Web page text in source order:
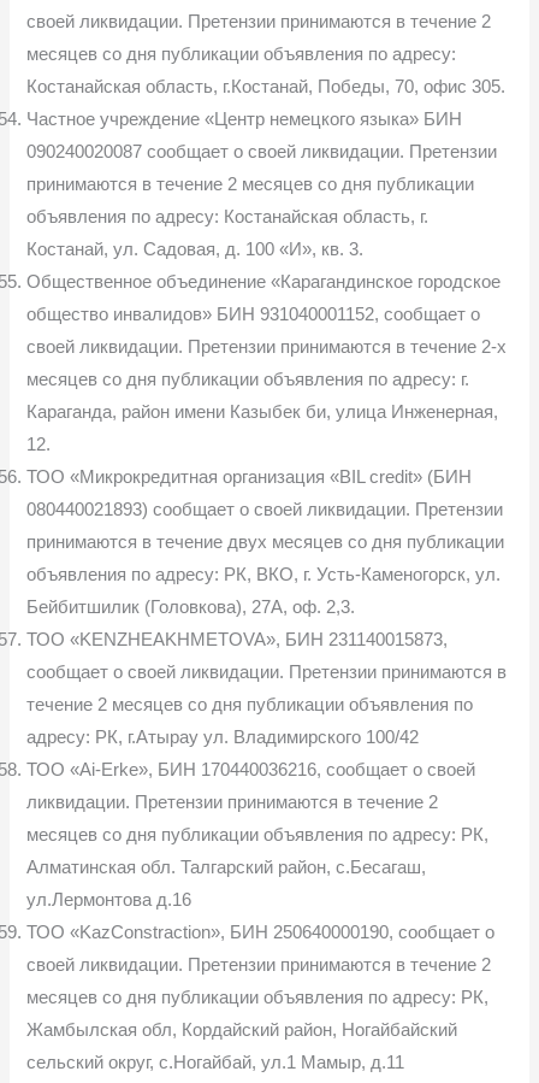
своей ликвидации. Претензии принимаются в течение 2
месяцев со дня публикации объявления по адресу:
Костанайская область, г.Костанай, Победы, 70, офис 305.
Частное учреждение «Центр немецкого языка» БИН
090240020087 сообщает о своей ликвидации. Претензии
принимаются в течение 2 месяцев со дня публикации
объявления по адресу: Костанайская область, г.
Костанай, ул. Садовая, д. 100 «И», кв. 3.
Общественное объединение «Карагандинское городское
общество инвалидов» БИН 931040001152, сообщает о
своей ликвидации. Претензии принимаются в течение 2-х
месяцев со дня публикации объявления по адресу: г.
Караганда, район имени Казыбек би, улица Инженерная,
12.
ТОО «Микрокредитная организация «BIL credit» (БИН
080440021893) сообщает о своей ликвидации. Претензии
принимаются в течение двух месяцев со дня публикации
объявления по адресу: РК, ВКО, г. Усть-Каменогорск, ул.
Бейбитшилик (Головкова), 27А, оф. 2,3.
ТОО «KENZHEAKHMETOVA», БИН 231140015873,
сообщает о своей ликвидации. Претензии принимаются в
течение 2 месяцев со дня публикации объявления по
адресу: РК, г.Атырау ул. Владимирского 100/42
ТОО «Ai-Erke», БИН 170440036216, сообщает о своей
ликвидации. Претензии принимаются в течение 2
месяцев со дня публикации объявления по адресу: РК,
Алматинская обл. Талгарский район, с.Бесагаш,
ул.Лермонтова д.16
ТОО «KazConstraction», БИН 250640000190, сообщает о
своей ликвидации. Претензии принимаются в течение 2
месяцев со дня публикации объявления по адресу: РК,
Жамбылская обл, Кордайский район, Hогайбайский
сельский округ, с.Ногайбай, ул.1 Мамыр, д.11